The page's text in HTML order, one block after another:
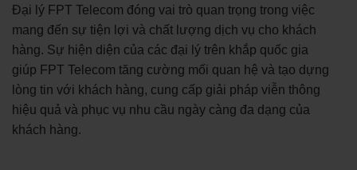
Đại lý FPT Telecom đóng vai trò quan trọng trong việc
mang đến sự tiện lợi và chất lượng dịch vụ cho khách
hàng. Sự hiện diện của các đại lý trên khắp quốc gia
giúp FPT Telecom tăng cường mối quan hệ và tạo dựng
lòng tin với khách hàng, cung cấp giải pháp viễn thông
hiệu quả và phục vụ nhu cầu ngày càng đa dạng của
khách hàng.